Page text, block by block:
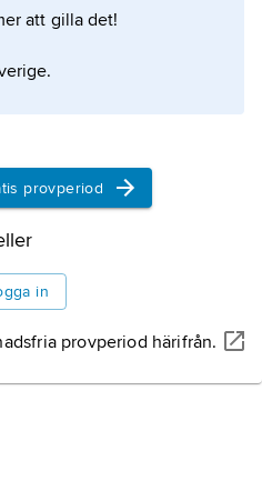
att gilla det!
provperiod
in
provperiod härifrån.